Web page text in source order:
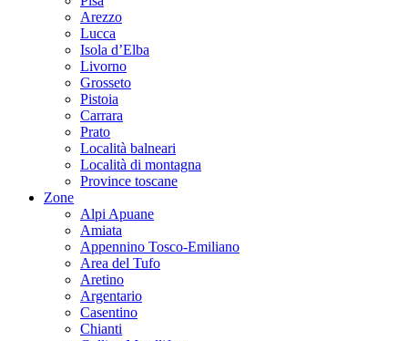
Arezzo
Lucca
Isola d’Elba
Livorno
Grosseto
Pistoia
Carrara
Prato
Località balneari
Località di montagna
Province toscane
Zone
Alpi Apuane
Amiata
Appennino Tosco-Emiliano
Area del Tufo
Aretino
Argentario
Casentino
Chianti